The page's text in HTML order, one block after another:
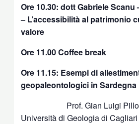
Ore 10.30: dott Gabriele
– L’accessibilità al patrimonio
valore
Ore 11.00 Coffee break
Ore 11.15: Esempi di
geopaleontologici in Sardegna
Prof. Gian Luigi Pillola
Università di Geologia di Cagliari